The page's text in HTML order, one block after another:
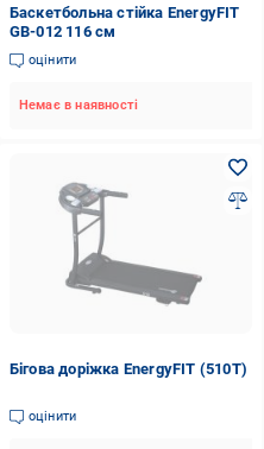
Баскетбольна стійка EnergyFIT
GB-012 116 см
оцінити
Немає в наявності
Бігова доріжка EnergyFIT (510T)
оцінити